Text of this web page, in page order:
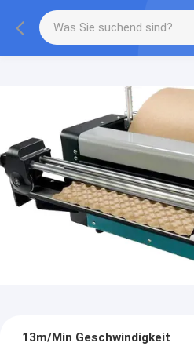
13m/Min Geschwindigkeit